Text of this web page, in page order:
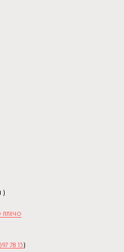
)
плечо
78 13)